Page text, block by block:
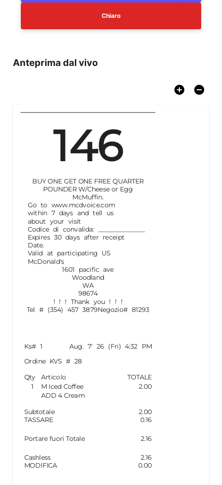
Chiaro
Anteprima dal vivo
146
BUY ONE GET ONE FREE QUARTER
POUNDER W/Cheese or Egg
McMuffin.
Go to www.mcdvoice.com
within 7 days and tell us
about your visit
Codice di convalida:
Expires 30 days after receipt
Date.
Valid at participating US
McDonald's
1601 pacific ave
Woodland
WA
98674
! ! ! Thank you ! ! !
Tel # (354) 457 3879Negozio#81293
Ks# 1 Aug. 7' 26 (Fri) 4:32 PM
Ordine KVS #28
Qty
Articolo
TOTALE
1
M Iced Coffee
2.00
ADD 4 Cream
Subtotale 2.00
TASSARE 0.16
Portare fuori Totale 2.16
Cashless 2.16
MODIFICA 0.00